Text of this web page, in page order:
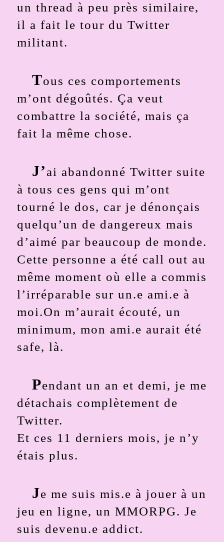
un thread à peu près similaire,
il a fait le tour du Twitter
militant.
Tous ces comportements
m’ont dégoûtés. Ça veut
combattre la société, mais ça
fait la même chose.
J’ai abandonné Twitter suite
à tous ces gens qui m’ont
tourné le dos, car je dénonçais
quelqu’un de dangereux mais
d’aimé par beaucoup de monde.
Cette personne a été call out au
même moment où elle a commis
l’irréparable sur un.e ami.e à
moi.On m’aurait écouté, un
minimum, mon ami.e aurait été
safe, là.
Pendant un an et demi, je me
détachais complètement de
Twitter.
Et ces 11 derniers mois, je n’y
étais plus.
Je me suis mis.e à jouer à un
jeu en ligne, un MMORPG. Je
suis devenu.e addict.